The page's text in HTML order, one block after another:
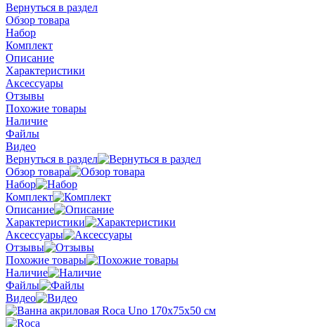
Вернуться в раздел
Обзор товара
Набор
Комплект
Описание
Характеристики
Аксессуары
Отзывы
Похожие товары
Наличие
Файлы
Видео
Вернуться в раздел
Обзор товара
Набор
Комплект
Описание
Характеристики
Аксессуары
Отзывы
Похожие товары
Наличие
Файлы
Видео